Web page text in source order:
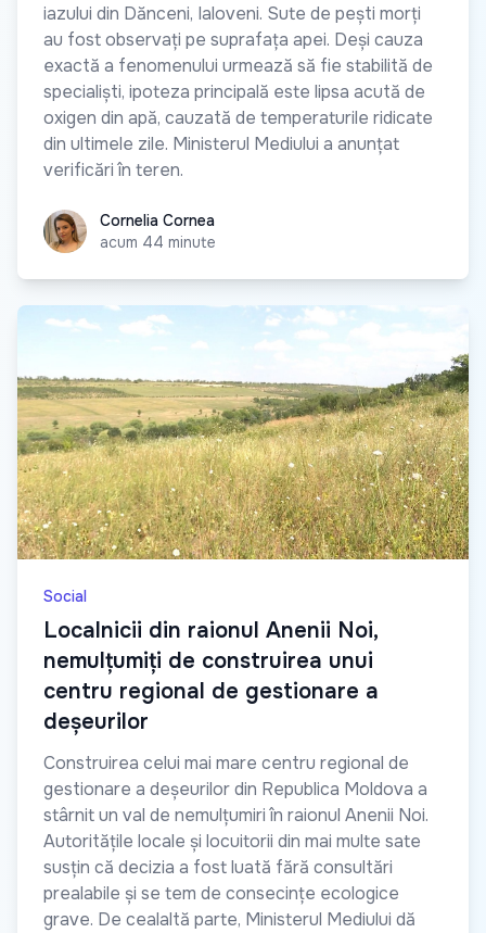
iazului din Dănceni, Ialoveni. Sute de pești morți
au fost observați pe suprafața apei. Deși cauza
exactă a fenomenului urmează să fie stabilită de
specialiști, ipoteza principală este lipsa acută de
oxigen din apă, cauzată de temperaturile ridicate
din ultimele zile. Ministerul Mediului a anunțat
verificări în teren.
Cornelia Cornea
Cornelia Cornea
acum 44 minute
Social
Localnicii din raionul Anenii Noi,
nemulțumiți de construirea unui
centru regional de gestionare a
deșeurilor
Construirea celui mai mare centru regional de
gestionare a deșeurilor din Republica Moldova a
stârnit un val de nemulțumiri în raionul Anenii Noi.
Autoritățile locale și locuitorii din mai multe sate
susțin că decizia a fost luată fără consultări
prealabile și se tem de consecințe ecologice
grave. De cealaltă parte, Ministerul Mediului dă